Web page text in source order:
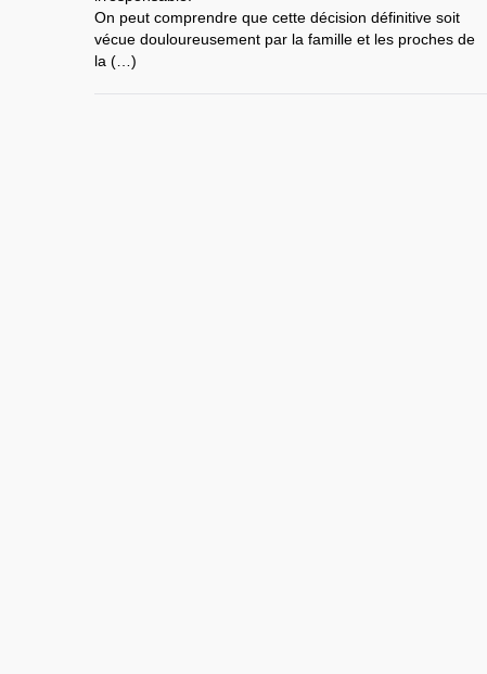
On peut comprendre que cette décision définitive soit
vécue douloureusement par la famille et les proches de
la (…)